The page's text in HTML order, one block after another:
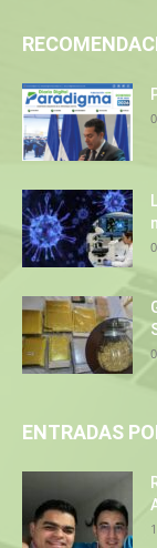
ENTRADAS